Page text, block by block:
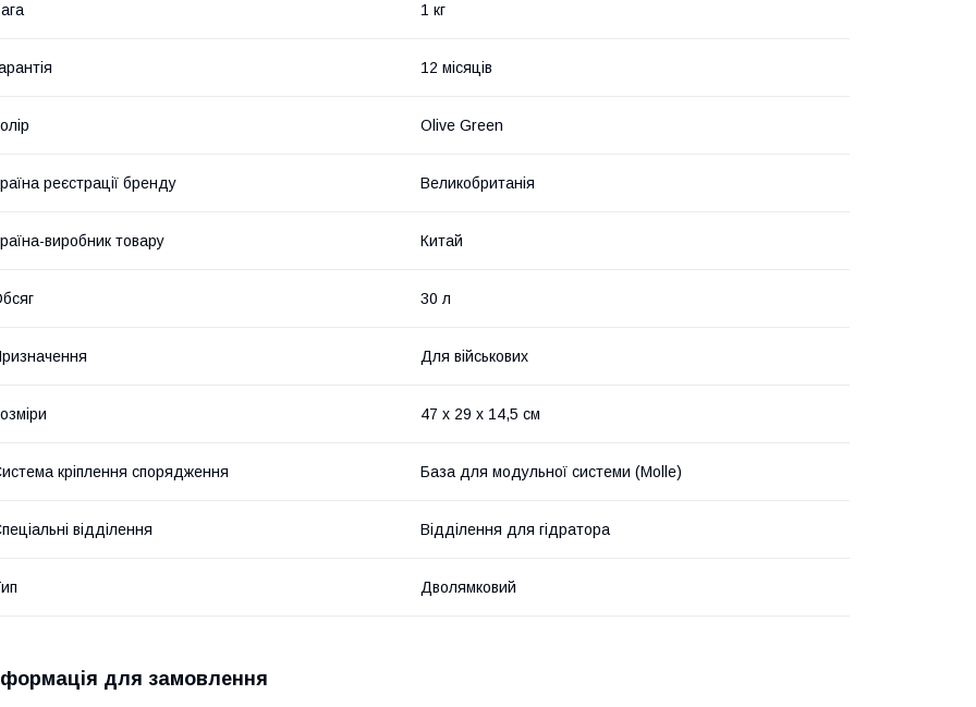
1 кг
12 місяців
Olive Green
реєстрації бренду Великобританія
виробник товару Китай
30 л
Для військових
47 x 29 x 14,5 см
кріплення спорядження База для модульної системи (Molle)
відділення Відділення для гідратора
Дволямковий
для замовлення